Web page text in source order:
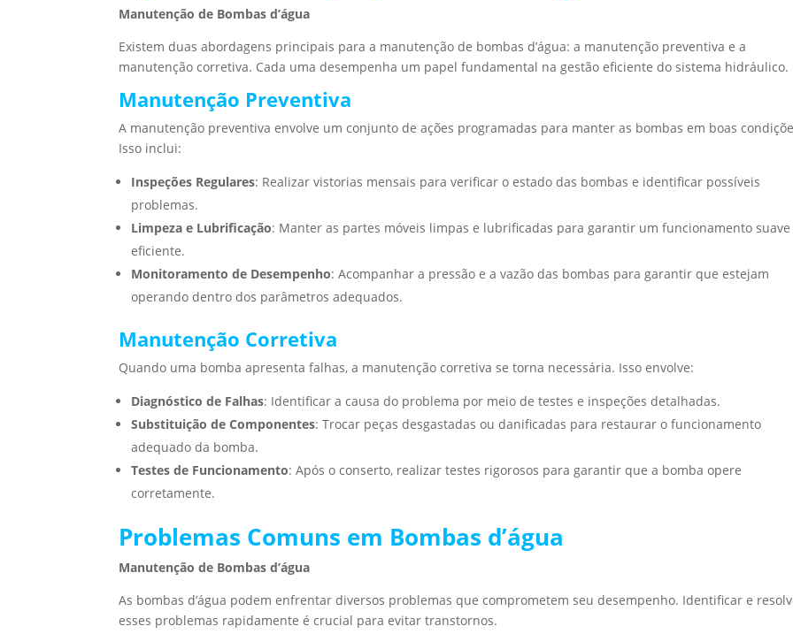
Manutenção de Bombas d’água
Existem duas abordagens principais para a manutenção de bombas d’água: a manutenção preventiva e a
manutenção corretiva. Cada uma desempenha um papel fundamental na gestão eficiente do sistema hidráulico.
Manutenção Preventiva
A manutenção preventiva envolve um conjunto de ações programadas para manter as bombas em boas
Isso inclui:
Inspeções Regulares: Realizar vistorias mensais para verificar o estado das bombas e identificar possíveis
problemas.
Limpeza e Lubrificação: Manter as partes móveis limpas e lubrificadas para garantir um funcionamento suave
eficiente.
Monitoramento de Desempenho: Acompanhar a pressão e a vazão das bombas para garantir que estejam
operando dentro dos parâmetros adequados.
Manutenção Corretiva
Quando uma bomba apresenta falhas, a manutenção corretiva se torna necessária. Isso envolve:
Diagnóstico de Falhas: Identificar a causa do problema por meio de testes e inspeções detalhadas.
Substituição de Componentes: Trocar peças desgastadas ou danificadas para restaurar o funcionamento
adequado da bomba.
Testes de Funcionamento: Após o conserto, realizar testes rigorosos para garantir que a bomba opere
corretamente.
Problemas Comuns em Bombas d’água
Manutenção de Bombas d’água
As bombas d’água podem enfrentar diversos problemas que comprometem seu desempenho. Identificar e
esses problemas rapidamente é crucial para evitar transtornos.